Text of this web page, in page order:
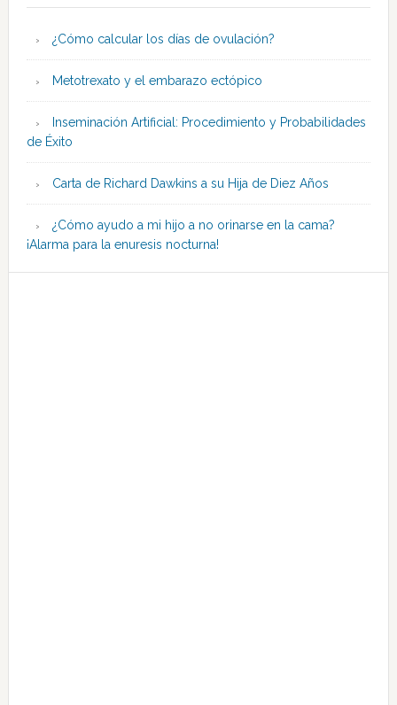
¿Cómo calcular los días de ovulación?
Metotrexato y el embarazo ectópico
Inseminación Artificial: Procedimiento y Probabilidades
de Éxito
Carta de Richard Dawkins a su Hija de Diez Años
¿Cómo ayudo a mi hijo a no orinarse en la cama?
¡Alarma para la enuresis nocturna!